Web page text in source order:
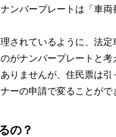
ンバープレートは「車両
されているように、法定
がナンバープレートと
りませんが、住民票は引
ーの申請で変ることがで
の？